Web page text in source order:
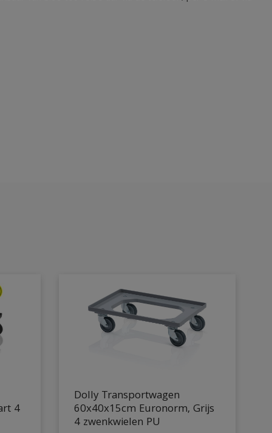
4
Dolly Transportwagen
60x40x15cm Euronorm, Grijs
4 zwenkwielen PU